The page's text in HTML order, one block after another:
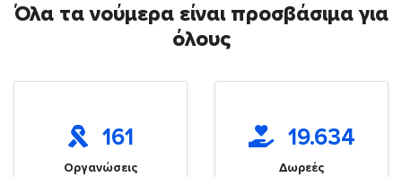
Όλα τα νούμερα είναι προσβάσιμα για
όλους
161
Οργανώσεις
19.634
Δωρεές